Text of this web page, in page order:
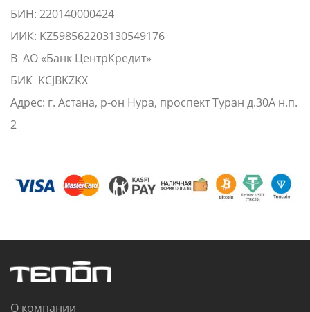
БИН: 220140000424
ИИК: KZ598562203130549176
В АО «Банк ЦентрКредит»
БИК KCJBKZKX
Адрес: г. Астана, р-он Нура, проспект Туран д.30А н.п.
2
О компании